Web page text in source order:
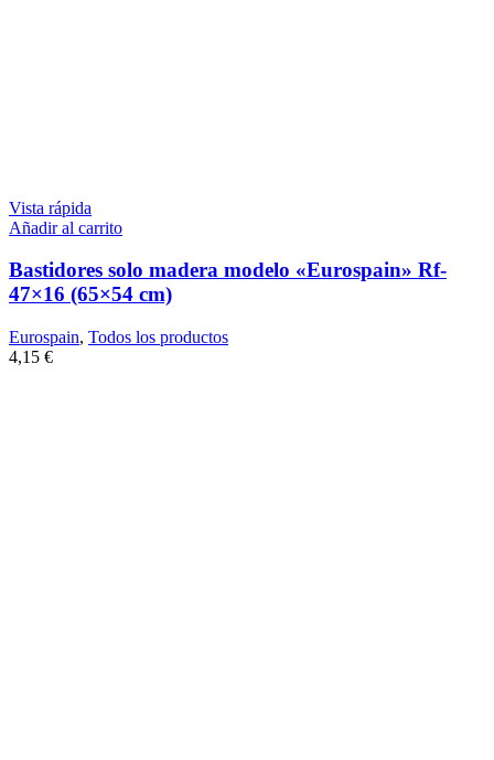
Vista rápida
Añadir al carrito
Bastidores solo madera modelo «Eurospain» Rf-
47×16 (65×54 cm)
Eurospain, Todos los productos
4,15 €